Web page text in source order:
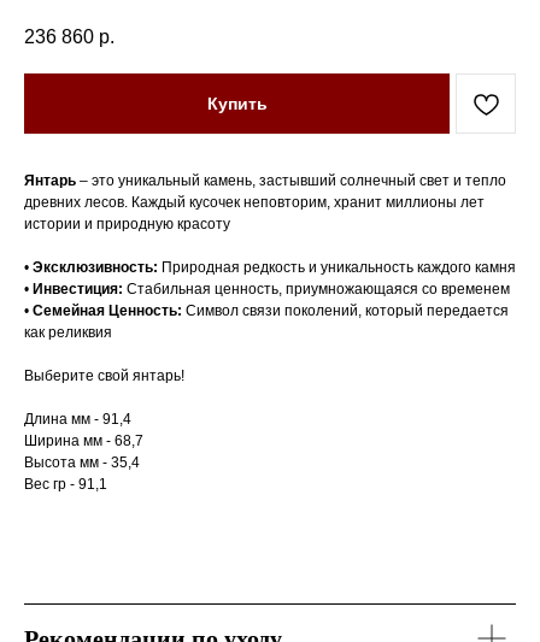
236 860 р.
Купить
Янтарь – это уникальный камень, застывший солнечный свет и тепло
древних лесов. Каждый кусочек неповторим, хранит миллионы лет
истории и природную красоту
• Эксклюзивность: Природная редкость и уникальность каждого камня
• Инвестиция: Стабильная ценность, приумножающаяся со временем
• Семейная Ценность: Символ связи поколений, который передается
как реликвия
Выберите свой янтарь!
Длина мм - 91,4
Ширина мм - 68,7
Высота мм - 35,4
Вес гр - 91,1